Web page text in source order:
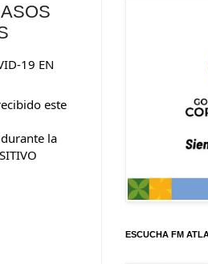
19 EN
este
la
ESCUCHA FM